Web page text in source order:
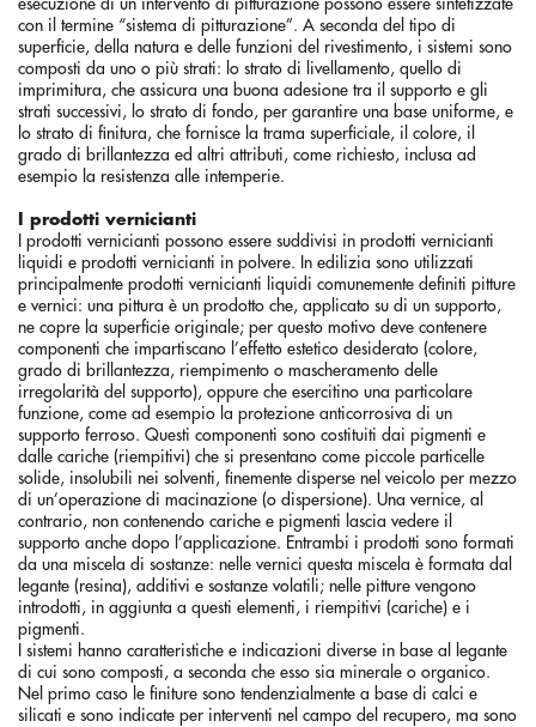
esecuzione di un intervento di pitturazione possono essere sintetizzate
con il termine “sistema di pitturazione”. A seconda del tipo di
superficie, della natura e delle funzioni del rivestimento, i sistemi sono
composti da uno o più strati: lo strato di livellamento, quello di
imprimitura, che assicura una buona adesione tra il supporto e gli
strati successivi, lo strato di fondo, per garantire una base uniforme, e
lo strato di finitura, che fornisce la trama superficiale, il colore, il
grado di brillantezza ed altri attributi, come richiesto, inclusa ad
esempio la resistenza alle intemperie.
I prodotti vernicianti
I prodotti vernicianti possono essere suddivisi in prodotti vernicianti
liquidi e prodotti vernicianti in polvere. In edilizia sono utilizzati
principalmente prodotti vernicianti liquidi comunemente definiti pitture
e vernici: una pittura è un prodotto che, applicato su di un supporto,
ne copre la superficie originale; per questo motivo deve contenere
componenti che impartiscano l’effetto estetico desiderato (colore,
grado di brillantezza, riempimento o mascheramento delle
irregolarità del supporto), oppure che esercitino una particolare
funzione, come ad esempio la protezione anticorrosiva di un
supporto ferroso. Questi componenti sono costituiti dai pigmenti e
dalle cariche (riempitivi) che si presentano come piccole particelle
solide, insolubili nei solventi, finemente disperse nel veicolo per mezzo
di un’operazione di macinazione (o dispersione). Una vernice, al
contrario, non contenendo cariche e pigmenti lascia vedere il
supporto anche dopo l’applicazione. Entrambi i prodotti sono formati
da una miscela di sostanze: nelle vernici questa miscela è formata dal
legante (resina), additivi e sostanze volatili; nelle pitture vengono
introdotti, in aggiunta a questi elementi, i riempitivi (cariche) e i
pigmenti.
I sistemi hanno caratteristiche e indicazioni diverse in base al legante
di cui sono composti, a seconda che esso sia minerale o organico.
Nel primo caso le finiture sono tendenzialmente a base di calci e
silicati e sono indicate per interventi nel campo del recupero, ma sono